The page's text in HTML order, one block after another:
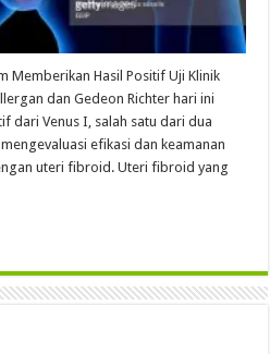
Memberikan Hasil Positif Uji Klinik
dan Gedeon Richter hari ini
dari Venus I, salah satu dari dua
efikasi dan keamanan
uteri fibroid. Uteri fibroid yang